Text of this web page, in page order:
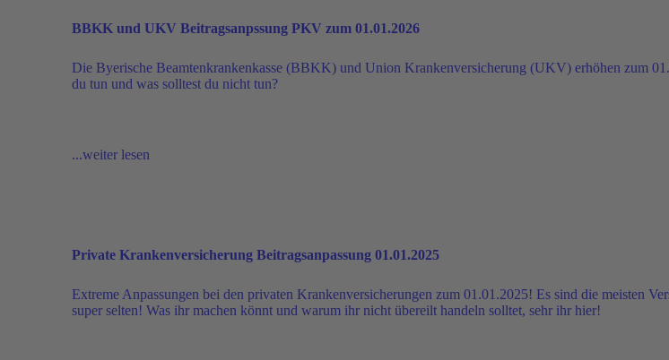
BBKK und UKV Beitragsanpssung PKV zum 01.01.2026
Die Byerische Beamtenkrankenkasse (BBKK) und Union Krankenversicherung (UKV) erhöhen zum
du tun und was solltest du nicht tun?
...weiter lesen
Private Krankenversicherung Beitragsanpassung 01.01.2025
Extreme Anpassungen bei den privaten Krankenversicherungen zum 01.01.2025! Es sind die meisten
super selten! Was ihr machen könnt und warum ihr nicht übereilt handeln solltet, sehr ihr hier!